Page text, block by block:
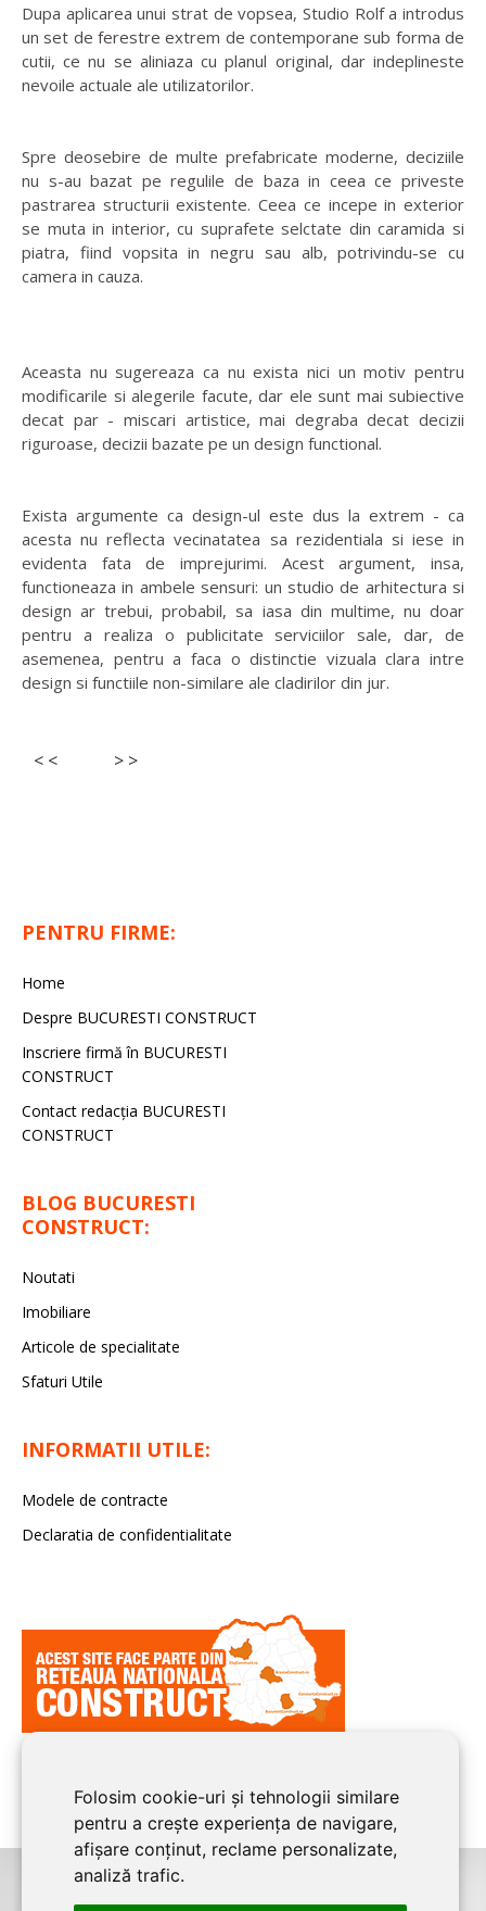
Folosim cookie-uri și tehnologii similare
pentru a crește experiența de navigare,
afișare conținut, reclame personalizate,
analiză trafic.
Dupa aplicarea unui strat de vopsea, Studio Rolf a introdus
un set de ferestre extrem de contemporane sub forma de
cutii, ce nu se aliniaza cu planul original, dar indeplineste
nevoile actuale ale utilizatorilor.
Spre deosebire de multe prefabricate moderne, deciziile
nu s-au bazat pe regulile de baza in ceea ce priveste
pastrarea structurii existente. Ceea ce incepe in exterior
se muta in interior, cu suprafete selctate din caramida si
piatra, fiind vopsita in negru sau alb, potrivindu-se cu
camera in cauza.
Aceasta nu sugereaza ca nu exista nici un motiv pentru
modificarile si alegerile facute, dar ele sunt mai subiective
decat par - miscari artistice, mai degraba decat decizii
riguroase, decizii bazate pe un design functional.
Exista argumente ca design-ul este dus la extrem - ca
acesta nu reflecta vecinatatea sa rezidentiala si iese in
evidenta fata de imprejurimi. Acest argument, insa,
functioneaza in ambele sensuri: un studio de arhitectura si
design ar trebui, probabil, sa iasa din multime, nu doar
pentru a realiza o publicitate serviciilor sale, dar, de
asemenea, pentru a faca o distinctie vizuala clara intre
design si functiile non-similare ale cladirilor din jur.
< < > >
PENTRU FIRME:
Home
Despre BUCURESTI CONSTRUCT
Inscriere firmă în BUCURESTI
CONSTRUCT
Contact redacţia BUCURESTI
CONSTRUCT
BLOG BUCURESTI
CONSTRUCT:
Noutati
Imobiliare
Articole de specialitate
Sfaturi Utile
INFORMATII UTILE:
Modele de contracte
Declaratia de confidentialitate
BUCURESTI CONSTRUCTeste un serviciu de promovare online